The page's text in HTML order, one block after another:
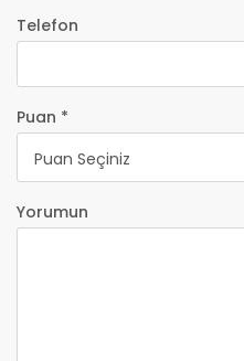
Telefon
Puan *
Puan Seçiniz
Yorumun